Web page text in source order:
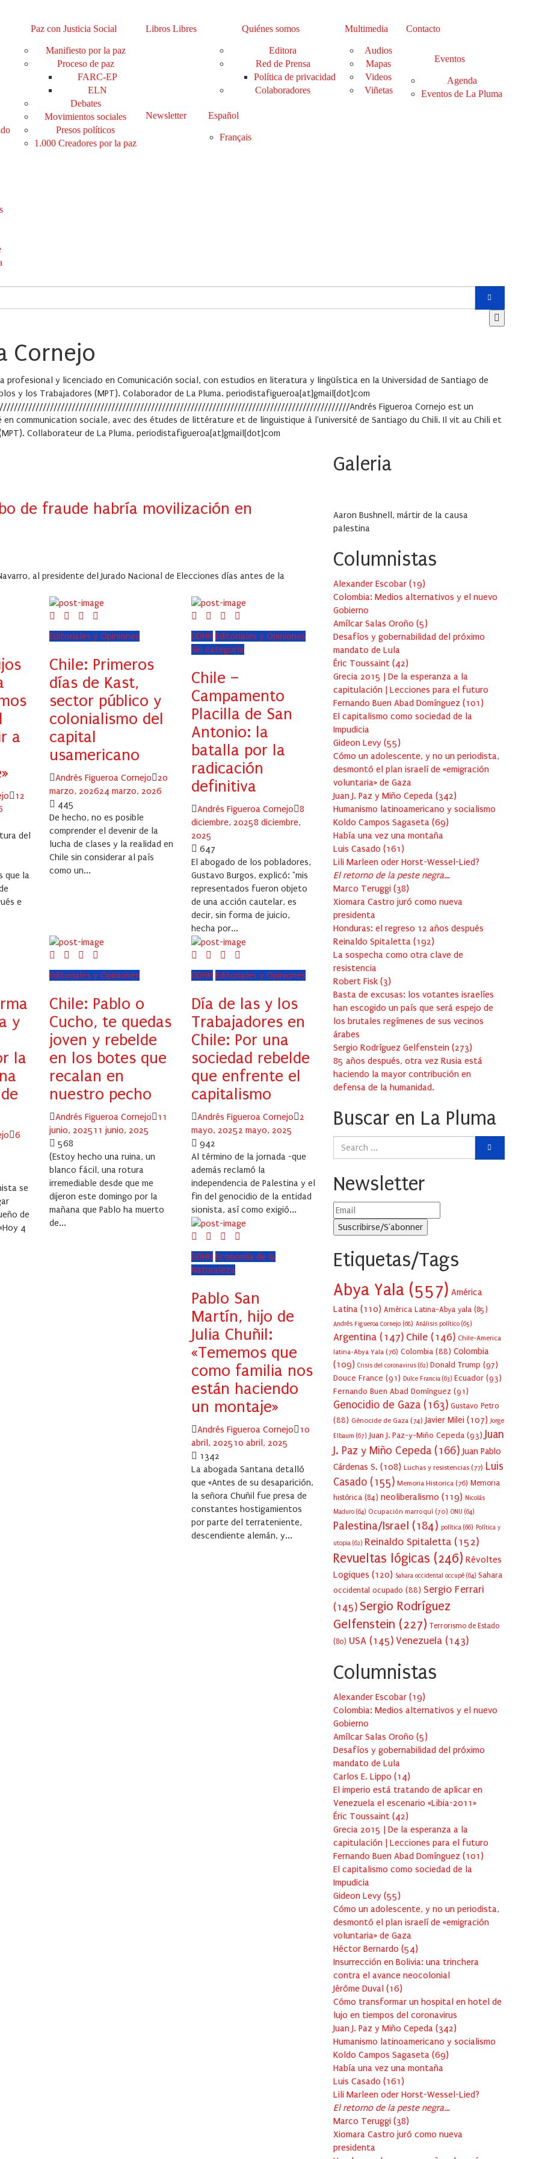
Paz con Justicia Social
Manifiesto por la paz
Proceso de paz
FARC-EP
ELN
Debates
Movimientos sociales
Presos políticos
1.000 Creadores por la paz
Libros Libres Quiénes somos
Editora
Red de Prensa
Política de privacidad
Colaboradores
Multimedia
Audios
Mapas
Videos
Viñetas
Contacto
Eventos
Agenda
Eventos de La Pluma
Newsletter Español
Français
Cornejo
profesional y licenciado en Comunicación social, con estudios en literatura y lingüística en la Universidad de Santiago de
y los Trabajadores (MPT). Colaborador de La Pluma. periodistafigueroa[at]gmail[dot]com
Andrés Figueroa Cornejo est un
communication sociale, avec des études de littérature et de linguistique à l'université de Santiago du Chili. Il vit au Chili et
Collaborateur de La Pluma. periodistafigueroa[at]gmail[dot]com
de fraude habría movilización en
al presidente del Jurado Nacional de Elecciones días antes de la
a
Posted
12
del
que la
e
Editoriales y Opiniones
Chile: Primeros
días de Kast,
sector público y
colonialismo del
capital
usamericano
Author
Andrés Figueroa Cornejo
Posted
on
20
marzo, 202624 marzo, 2026
445
De hecho, no es posible
comprender el devenir de la
lucha de clases y la realidad en
Chile sin considerar al país
como un...
DDHH Editoriales y Opiniones
Sin categoría
Chile –
Campamento
Placilla de San
Antonio: la
batalla por la
radicación
definitiva
Author
Andrés Figueroa Cornejo
Posted
on
8
diciembre, 20258 diciembre,
2025
647
El abogado de los pobladores,
Gustavo Burgos, explicó: "mis
representados fueron objeto
de una acción cautelar, es
decir, sin forma de juicio,
hecha por...
y
la
Posted
6
se
de
4
Editoriales y Opiniones
Chile: Pablo o
Cucho, te quedas
joven y rebelde
en los botes que
recalan en
nuestro pecho
Author
Andrés Figueroa Cornejo
Posted
11
junio, 202511 junio, 2025
568
(Estoy hecho una ruina, un
blanco fácil, una rotura
irremediable desde que me
dijeron este domingo por la
mañana que Pablo ha muerto
de...
DDHH Editoriales y Opiniones
Día de las y los
Trabajadores en
Chile: Por una
sociedad rebelde
que enfrente el
capitalismo
Author
Andrés Figueroa Cornejo
Posted
2
mayo, 20252 mayo, 2025
942
Al término de la jornada -que
además reclamó la
independencia de Palestina y el
fin del genocidio de la entidad
sionista, así como exigió...
DDHH Economía de la
Naturaleza
Pablo San
Martín, hijo de
Julia Chuñil:
«Tememos que
como familia nos
están haciendo
un montaje»
Author
Andrés Figueroa Cornejo
Posted
10
abril, 202510 abril, 2025
1342
La abogada Santana detalló
que «Antes de su desaparición,
la señora Chuñil fue presa de
constantes hostigamientos
por parte del terrateniente,
descendiente alemán, y...
Galeria
Aaron Bushnell, mártir de la causa
palestina
Columnistas
Alexander Escobar (19)
Colombia: Medios alternativos y el nuevo
Gobierno
Amílcar Salas Oroño (5)
Desafíos y gobernabilidad del próximo
mandato de Lula
Éric Toussaint (42)
Grecia 2015 | De la esperanza a la
capitulación | Lecciones para el futuro
Fernando Buen Abad Domínguez (101 )
El capitalismo como sociedad de la
Impudicia
Gideon Levy (55)
Cómo un adolescente, y no un periodista,
desmontó el plan israelí de «emigración
voluntaria» de Gaza
Juan J. Paz y Miño Cepeda (342)
Humanismo latinoamericano y socialismo
Koldo Campos Sagaseta (69)
Había una vez una montaña
Luis Casado (161 )
Lili Marleen oder Horst-Wessel-Lied?
El retorno de la peste negra…
Marco Teruggi (38)
Xiomara Castro juró como nueva
presidenta
Honduras: el regreso 12 años después
Reinaldo Spitaletta (192)
La sospecha como otra clave de
resistencia
Robert Fisk (3)
Basta de excusas: los votantes israelíes
han escogido un país que será espejo de
los brutales regímenes de sus vecinos
árabes
Sergio Rodríguez Gelfenstein (273)
85 años después, otra vez Rusia está
haciendo la mayor contribución en
defensa de la humanidad.
Buscar en La Pluma
Newsletter
Etiquetas/Tags
Abya Yala (557) América
Latina (110) América Latina-Abya yala (85)
Andrés Figueroa Cornejo (68) Análisis político (65)
Argentina (147) Chile (146) Chile-America
latina-Abya Yala (76) Colombia (88) Colombia
(109) Crisis del coronavirus (62) Donald Trump (97)
Douce France (91) Dulce Francia (63) Ecuador (93)
Fernando Buen Abad Domínguez (91)
Genocidio de Gaza (163) Gustavo Petro
(88) Génocide de Gaza (74) Javier Milei (107) Jorge
Elbaum (67) Juan J. Paz-y-Miño Cepeda (93) Juan
J. Paz y Miño Cepeda (166) Juan Pablo
Cárdenas S. (108) Luchas y resistencias (77) Luis
Casado (155) Memoria Historica (76) Memoria
histórica (84) neoliberalismo (119) Nicolás
Maduro (64) Ocupación marroquí (70) ONU (64)
Palestina/Israel (184) política (66) Política y
utopia (62) Reinaldo Spitaletta (152)
Revueltas lógicas (246) Révoltes
Logiques (120) Sahara occidental occupé (64) Sahara
occidental ocupado (88) Sergio Ferrari
(145) Sergio Rodríguez
Gelfenstein (227) Terrorismo de Estado
(80) USA (145) Venezuela (143)
Columnistas
Alexander Escobar (19)
Colombia: Medios alternativos y el nuevo
Gobierno
Amílcar Salas Oroño (5)
Desafíos y gobernabilidad del próximo
mandato de Lula
Carlos E. Lippo (14)
El imperio está tratando de aplicar en
Venezuela el escenario «Libia-2011»
Éric Toussaint (42)
Grecia 2015 | De la esperanza a la
capitulación | Lecciones para el futuro
Fernando Buen Abad Domínguez (101 )
El capitalismo como sociedad de la
Impudicia
Gideon Levy (55)
Cómo un adolescente, y no un periodista,
desmontó el plan israelí de «emigración
voluntaria» de Gaza
Héctor Bernardo (54)
Insurrección en Bolivia: una trinchera
contra el avance neocolonial
Jérôme Duval (16)
Cómo transformar un hospital en hotel de
lujo en tiempos del coronavirus
Juan J. Paz y Miño Cepeda (342)
Humanismo latinoamericano y socialismo
Koldo Campos Sagaseta (69)
Había una vez una montaña
Luis Casado (161 )
Lili Marleen oder Horst-Wessel-Lied?
El retorno de la peste negra…
Marco Teruggi (38)
Xiomara Castro juró como nueva
presidenta